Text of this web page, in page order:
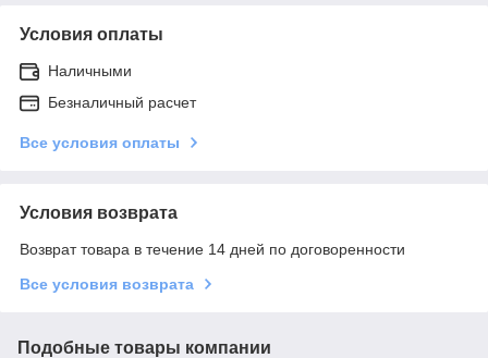
Условия оплаты
Наличными
Безналичный расчет
Все условия оплаты
Условия возврата
Возврат товара в течение 14 дней по договоренности
Все условия возврата
Подобные товары компании